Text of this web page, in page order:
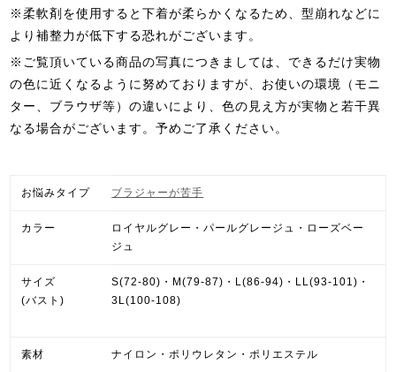
※柔軟剤を使用すると下着が柔らかくなるため、型崩れなどに
より補整力が低下する恐れがございます。
※ご覧頂いている商品の写真につきましては、できるだけ実物
の色に近くなるように努めておりますが、お使いの環境（モニ
ター、ブラウザ等）の違いにより、色の見え方が実物と若干異
なる場合がございます。予めご了承ください。
お悩みタイプ ブラジャーが苦手
カラー
ロイヤルグレー・パールグレージュ・ローズベー
ジュ
サイズ
(バスト)
S(72-80)・M(79-87)・L(86-94)・LL(93-101)・
3L(100-108)
素材 ナイロン・ポリウレタン・ポリエステル